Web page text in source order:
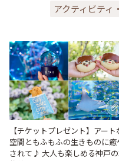
アクティビティ
【チケットプレゼント】アート
空間ともふもふの生きものに癒
されて♪ 大人も楽しめる神戸